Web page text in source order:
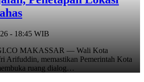
- 18:45 WIB
MAKASSAR — Wali Kota
Arifuddin, memastikan Pemerintah Kota
ruang dialog…